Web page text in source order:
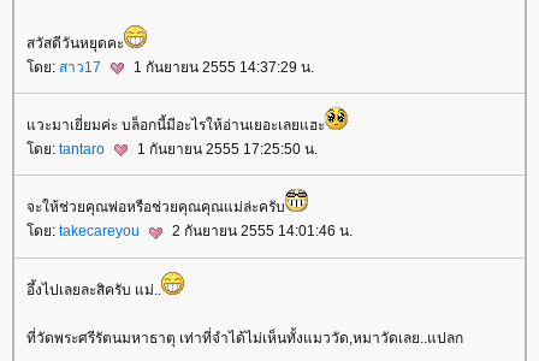
สวัสดีวันหยุดคะ
ดย: สาว17 1 กันยายน 2555 14:37:29 น.
วะมาเยี่ยมค่ะ บล็อกนี้มีอะไรให้อ่านเยอะเลยแฮะ
ดย: tantaro 1 กันยายน 2555 17:25:50 น.
จะให้ช่วยคุณพ่อหรือช่วยคุณคุณแม่ล่ะครับ
ดย: takecareyou 2 กันยายน 2555 14:01:46 น.
อึ้งไปเลยละสิครับ แม่..
ที่วัดพระศรีรัตนมหาธาตุ เท่าที่จำได้ไม่เห็นทั้งแมววัด,หมาวัดเลย..แปลก